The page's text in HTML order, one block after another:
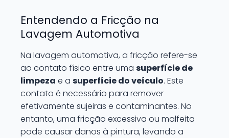
Entendendo a Fricção na
Lavagem Automotiva
Na lavagem automotiva, a fricção refere-se
ao contato físico entre uma superfície de
limpeza e a superfície do veículo. Este
contato é necessário para remover
efetivamente sujeiras e contaminantes. No
entanto, uma fricção excessiva ou malfeita
pode causar danos à pintura, levando a